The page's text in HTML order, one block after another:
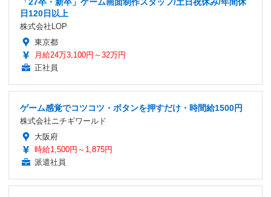
日120日以上
株式会社LOP
東京都
月給24万3,100円～32万円
正社員
ゲーム感覚でコツコツ・ボタンを押すだけ・時間給1500円
株式会社ニチギワールド
大阪府
時給1,500円～1,875円
派遣社員